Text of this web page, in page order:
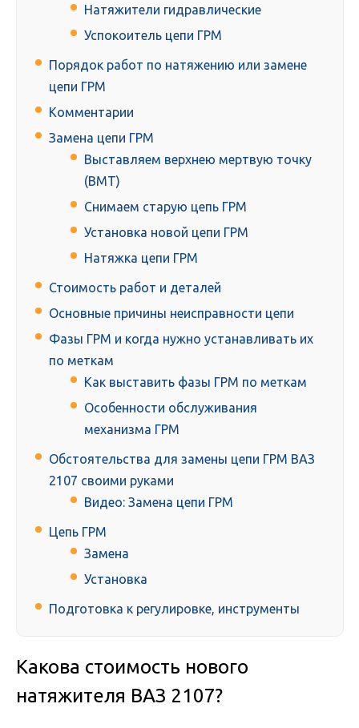
Натяжители гидравлические
Успокоитель цепи ГРМ
Порядок работ по натяжению или замене
цепи ГРМ
Комментарии
Замена цепи ГРМ
Выставляем верхнею мертвую точку
(ВМТ)
Снимаем старую цепь ГРМ
Установка новой цепи ГРМ
Натяжка цепи ГРМ
Стоимость работ и деталей
Основные причины неисправности цепи
Фазы ГРМ и когда нужно устанавливать их
по меткам
Как выставить фазы ГРМ по меткам
Особенности обслуживания
механизма ГРМ
Обстоятельства для замены цепи ГРМ ВАЗ
2107 своими руками
Видео: Замена цепи ГРМ
Цепь ГРМ
Замена
Установка
Подготовка к регулировке, инструменты
Какова стоимость нового
натяжителя ВАЗ 2107?